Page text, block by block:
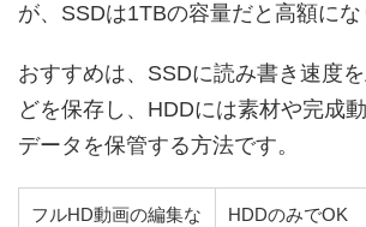
が、SSDは1TBの容量だと高額にな
おすすめは、SSDに読み書き速度
どを保存し、HDDには素材や完成
データを保管する方法です。
フルHD動画の編集な
HDDのみでOK